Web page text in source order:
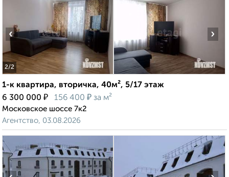
2/2
‹ ›
1-к квартира, вторичка, 40м², 5/17 этаж
6 300 000 ₽ 156 400 ₽ за м²
Московское шоссе 7к2
Агентство, 03.08.2026